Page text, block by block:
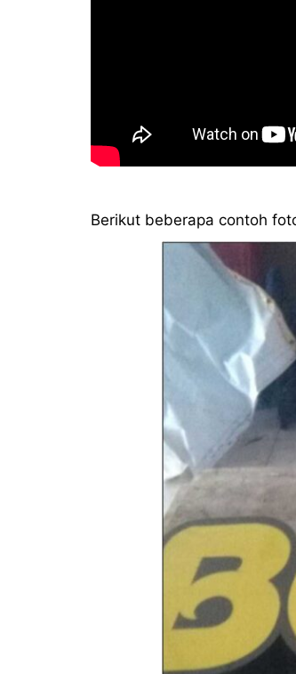
Berikut beberapa contoh